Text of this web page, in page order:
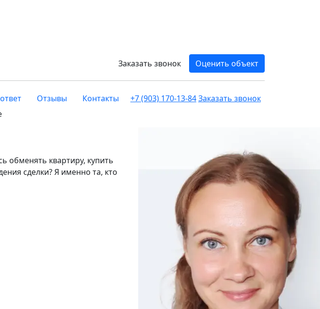
Заказать звонок
Оценить объект
Отзывы Контакты +7 (903) 170-13-84Заказать звонок
обменять квартиру, купить
сделки? Я именно та, кто